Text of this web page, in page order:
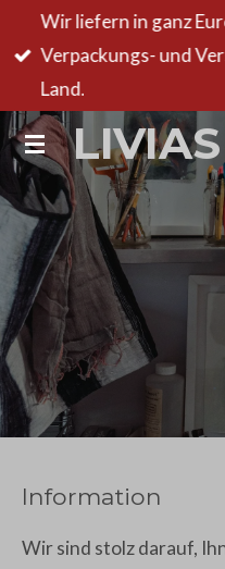
Zum
Hauptinhalt
springen
Wir liefern in ganz
Verpackungs- und
Land.
Information
Wir sind stolz darauf,